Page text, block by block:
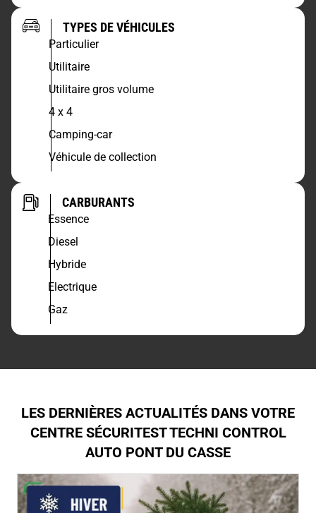
TYPES DE VÉHICULES
Particulier
Utilitaire
Utilitaire gros volume
4 x 4
Camping-car
Véhicule de collection
CARBURANTS
Essence
Diesel
Hybride
Electrique
Gaz
LES DERNIÈRES ACTUALITÉS DANS VOTRE
CENTRE SÉCURITEST TECHNI CONTROL
AUTO PONT DU CASSE